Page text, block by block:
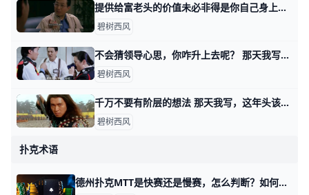
提供给富老头的价值未必非得是你自己身上的 那天我写这年头该怎么赚钱时，有个在美国工作的，副业做一对一家教的读者问，怎么打开富老头的圈子。 我说终归得提供价值，对方看得上的价值。 有其他读
碧树西风
不会猜领导心思，你咋升上去呢？ 那天我写这年头该怎么赚钱时，我说表演型的工作，很多人是不过滤的，简单说就是拿手下当小白鼠。 你自己去撞南墙吧。 有读者看了之后，感慨说，过滤干净
碧树西风
千万不要有阶层的想法 那天我写，这年头该怎么赚钱时，有读者留言问我说，可不可以认为那四种不同方式下，阶层有所抬升？ 首先，我纠正你一个想法，当然这个想法很普遍，就是
碧树西风
扑克术语
德州扑克MTT是快赛还是慢赛，怎么判断？如何做到最快赢钱？ 德州扑克多桌锦标赛（MTT）的速度，由两个主要因素决定： 1、筹码深度： 筹码深度是指，每位玩家起始时拥有的筹码量，与当前盲注的关系。通常情况下